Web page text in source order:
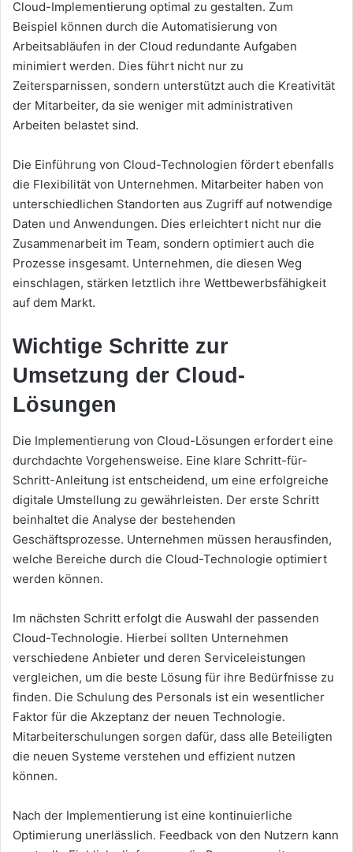
Cloud-Implementierung optimal zu gestalten. Zum
Beispiel können durch die Automatisierung von
Arbeitsabläufen in der Cloud redundante Aufgaben
minimiert werden. Dies führt nicht nur zu
Zeitersparnissen, sondern unterstützt auch die Kreativität
der Mitarbeiter, da sie weniger mit administrativen
Arbeiten belastet sind.
Die Einführung von Cloud-Technologien fördert ebenfalls
die Flexibilität von Unternehmen. Mitarbeiter haben von
unterschiedlichen Standorten aus Zugriff auf notwendige
Daten und Anwendungen. Dies erleichtert nicht nur die
Zusammenarbeit im Team, sondern optimiert auch die
Prozesse insgesamt. Unternehmen, die diesen Weg
einschlagen, stärken letztlich ihre Wettbewerbsfähigkeit
auf dem Markt.
Wichtige Schritte zur
Umsetzung der Cloud-
Lösungen
Die Implementierung von Cloud-Lösungen erfordert eine
durchdachte Vorgehensweise. Eine klare Schritt-für-
Schritt-Anleitung ist entscheidend, um eine erfolgreiche
digitale Umstellung zu gewährleisten. Der erste Schritt
beinhaltet die Analyse der bestehenden
Geschäftsprozesse. Unternehmen müssen herausfinden,
welche Bereiche durch die Cloud-Technologie optimiert
werden können.
Im nächsten Schritt erfolgt die Auswahl der passenden
Cloud-Technologie. Hierbei sollten Unternehmen
verschiedene Anbieter und deren Serviceleistungen
vergleichen, um die beste Lösung für ihre Bedürfnisse zu
finden. Die Schulung des Personals ist ein wesentlicher
Faktor für die Akzeptanz der neuen Technologie.
Mitarbeiterschulungen sorgen dafür, dass alle Beteiligten
die neuen Systeme verstehen und effizient nutzen
können.
Nach der Implementierung ist eine kontinuierliche
Optimierung unerlässlich. Feedback von den Nutzern kann